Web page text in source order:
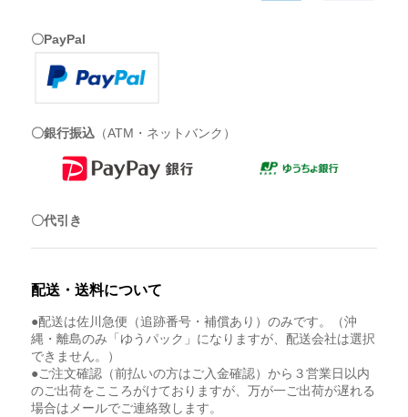
〇PayPal
〇銀行振込 （ATM・ネットバンク）
〇代引き
配送・送料について
●配送は佐川急便（追跡番号・補償あり）のみです。（沖
縄・離島のみ「ゆうパック」になりますが、配送会社は選択
できません。）
●ご注文確認（前払いの方はご入金確認）から３営業日以内
のご出荷をこころがけておりますが、万が一ご出荷が遅れる
場合はメールでご連絡致します。